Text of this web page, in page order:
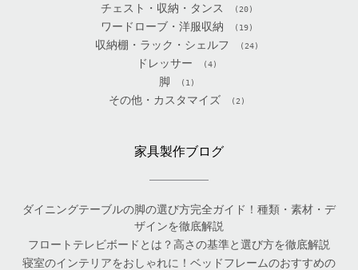
チェスト・収納・タンス (20)
ワードローブ・洋服収納 (19)
収納棚・ラック・シェルフ (24)
ドレッサー (4)
脚 (1)
その他・カスタマイズ (2)
家具製作ブログ
ダイニングテーブルの脚の選び方完全ガイド！種類・素材・デ
ザインを徹底解説
フロートテレビボードとは？高さの基準と選び方を徹底解説
寝室のインテリアをおしゃれに！ベッドフレームのおすすめの